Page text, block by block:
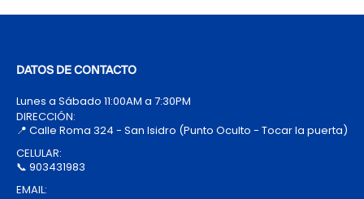
DATOS DE CONTACTO
Lunes a Sábado 11:00AM a 7:30PM
DIRECCIÓN:
📍 Calle Roma 324 - San Isidro (Punto Oculto - Tocar la puerta)
CELULAR:
📞 903431983
EMAIL: